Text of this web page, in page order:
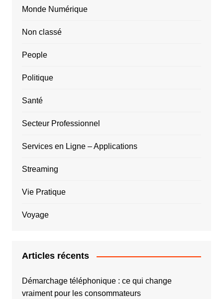
Monde Numérique
Non classé
People
Politique
Santé
Secteur Professionnel
Services en Ligne – Applications
Streaming
Vie Pratique
Voyage
Articles récents
Démarchage téléphonique : ce qui change
vraiment pour les consommateurs